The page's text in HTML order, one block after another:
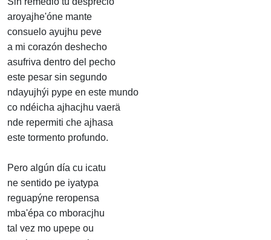
aroyajhe'óne mante
consuelo ayujhu peve
a mi corazón deshecho
asufriva dentro del pecho
este pesar sin segundo
ndayujhýi pype en este mundo
co ndéicha ajhacjhu vaerä
nde repermiti che ajhasa
este tormento profundo.
Pero algún día cu icatu
ne sentido pe iyatypa
reguapýne reropensa
mba'épa co mboracjhu
tal vez mo upepe ou